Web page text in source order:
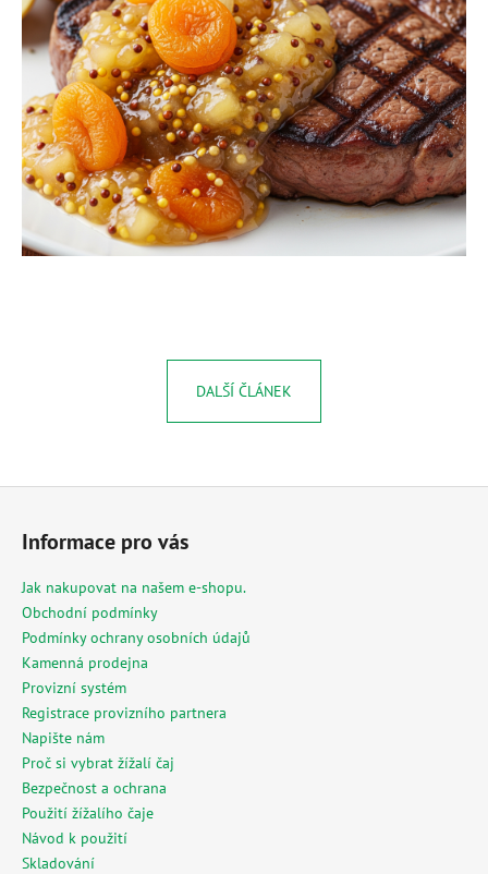
DALŠÍ ČLÁNEK
Informace pro vás
Jak nakupovat na našem e-shopu.
Obchodní podmínky
Podmínky ochrany osobních údajů
Kamenná prodejna
Provizní systém
Registrace provizního partnera
Napište nám
Proč si vybrat žížalí čaj
Bezpečnost a ochrana
Použití žížalího čaje
Návod k použití
Skladování